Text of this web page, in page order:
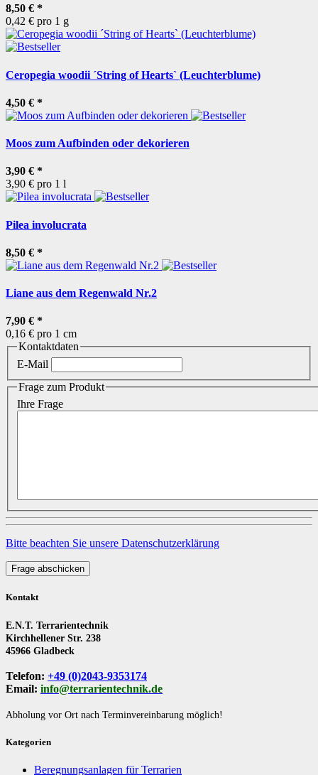
8,50 € *
0,42 € pro 1 g
Ceropegia woodii ´String of Hearts` (Leuchterblume)
4,50 € *
Moos zum Aufbinden oder dekorieren
3,90 € *
3,90 € pro 1 l
Pilea involucrata
8,50 € *
Liane aus dem Regenwald Nr.2
7,90 € *
0,16 € pro 1 cm
Kontaktdaten
E-Mail
Frage zum Produkt
Ihre Frage
Bitte beachten Sie unsere Datenschutzerklärung
Frage abschicken
Kontakt
E.N.T. Terrarientechnik
Kirchhellener Str. 238
45966 Gladbeck
Telefon: +49 (0)2043-9353174
Email: info@terrarientechnik.de
Abholung vor Ort nach Terminvereinbarung möglich!
Kategorien
Beregnungsanlagen für Terrarien